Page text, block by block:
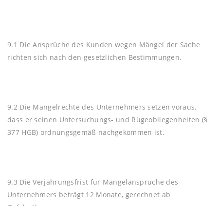
9.1 Die Ansprüche des Kunden wegen Mängel der Sache
richten sich nach den gesetzlichen Bestimmungen.
9.2 Die Mängelrechte des Unternehmers setzen voraus,
dass er seinen Untersuchungs- und Rügeobliegenheiten (§
377 HGB) ordnungsgemäß nachgekommen ist.
9.3 Die Verjährungsfrist für Mängelansprüche des
Unternehmers beträgt 12 Monate, gerechnet ab